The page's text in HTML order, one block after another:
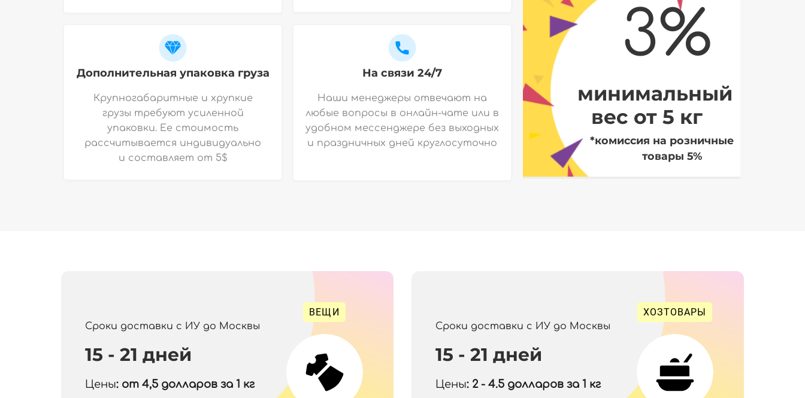
Дополнительная упаковка груза
Крупногабаритные и хрупкие
грузы требуют усиленной
упаковки. Ее стоимость
рассчитывается индивидуально
и составляет от 5$
На связи 24/7
Наши менеджеры отвечают на
любые вопросы в онлайн-чате или в
удобном мессенджере без выходных
и праздничных дней круглосуточно
3%
минимальный
вес от 5 кг
*комиссия на розничные
товары 5%
Сроки доставки с ИУ до Москвы
15 - 21 дней
Цены: от 4,5 долларов за 1 кг
ВЕЩИ
Сроки доставки с ИУ до Москвы
15 - 21 дней
Цены: 2 - 4.5 долларов за 1 кг
ХОЗТОВАРЫ